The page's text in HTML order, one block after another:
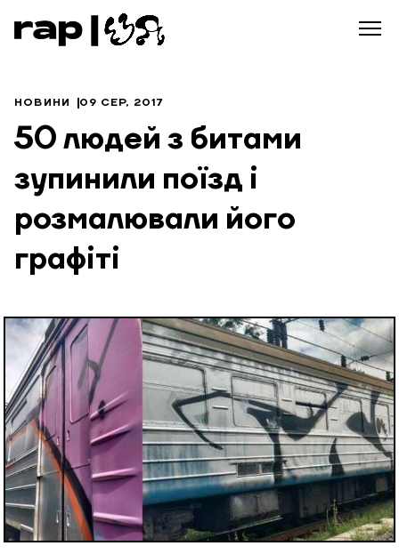
НОВИНИ 09 СЕР, 2017
50 людей з битами
зупинили поїзд і
розмалювали його
графіті